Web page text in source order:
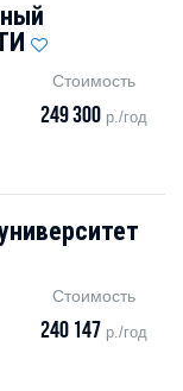
Стоимость
249 300 р./год
Стоимость
240 147 р./год